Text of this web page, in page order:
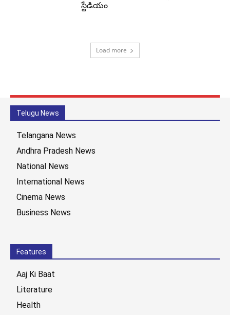
స్టేడియం
Load more
Telugu News
Telangana News
Andhra Pradesh News
National News
International News
Cinema News
Business News
Features
Aaj Ki Baat
Literature
Health